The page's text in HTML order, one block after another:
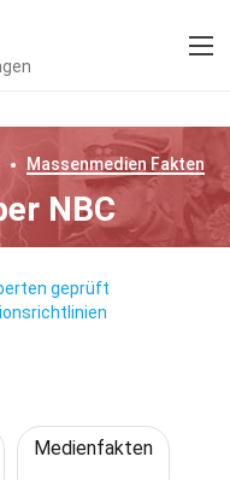
Massenmedien Fakten
NBC
geprüft
Medienfakten